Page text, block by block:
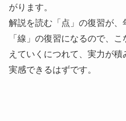
がります。
解説を読む「点」の復習が、
「線」の復習になるので、
えていくにつれて、実力が
実感できるはずです。